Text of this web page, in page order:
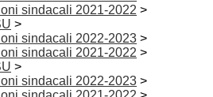
sindacali 2021-2022 >
>
sindacali 2022-2023 >
sindacali 2021-2022 >
>
sindacali 2022-2023 >